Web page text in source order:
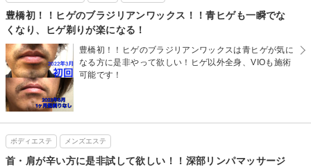
豊橋初！！ヒゲのブラジリアンワックス！！青ヒゲも一瞬でな
くなり、ヒゲ剃りが楽になる！
豊橋初！！ヒゲのブラジリアンワックスは青ヒゲが気に
なる方に是非やって欲しい！ヒゲ以外全身、VIOも施術
可能です！
ボディエステ メンズエステ
首・肩が辛い方に是非試して欲しい！！深部リンパマッサージ